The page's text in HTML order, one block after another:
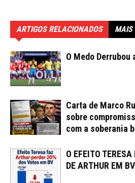
ARTIGOS RELACIONADOS MAIS
O Medo Derrubou
Carta de Marco
sobre
com a soberania
O EFEITO
DE ARTHUR EM BV